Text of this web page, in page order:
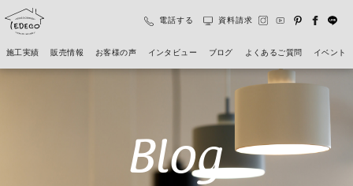
施工実績 販売情報 お客様の声 インタビュー ブログ よくあるご質問 イベント
電話する 資料請求
Blog